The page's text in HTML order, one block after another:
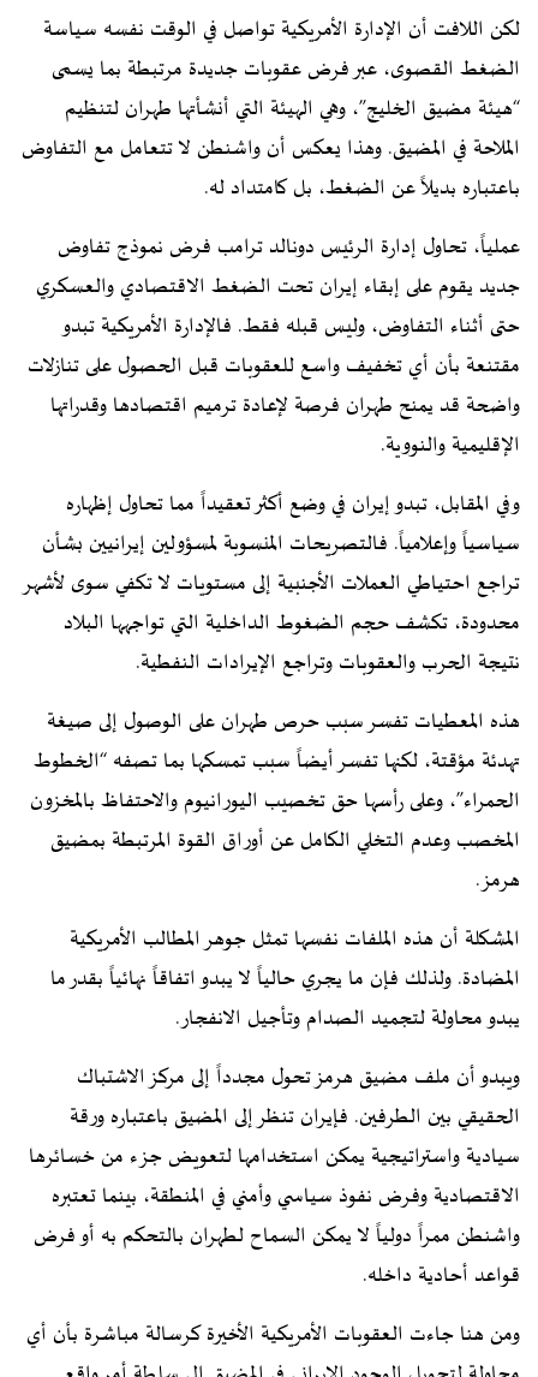
لكن اللافت أن الإدارة الأمريكية تواصل في الوقت نفسه سياسة
الضغط القصوى، عبر فرض عقوبات جديدة مرتبطة بما يسمى
“هيئة مضيق الخليج”، وهي الهيئة التي أنشأتها طهران لتنظيم
الملاحة في المضيق. وهذا يعكس أن واشنطن لا تتعامل مع التفاوض
باعتباره بديلاً عن الضغط، بل كامتداد له.
عملياً، تحاول إدارة الرئيس دونالد ترامب فرض نموذج تفاوض
جديد يقوم على إبقاء إيران تحت الضغط الاقتصادي والعسكري
حتى أثناء التفاوض، وليس قبله فقط. فالإدارة الأمريكية تبدو
مقتنعة بأن أي تخفيف واسع للعقوبات قبل الحصول على تنازلات
واضحة قد يمنح طهران فرصة لإعادة ترميم اقتصادها وقدراتها
الإقليمية والنووية.
وفي المقابل، تبدو إيران في وضع أكثر تعقيداً مما تحاول إظهاره
سياسياً وإعلامياً. فالتصريحات المنسوبة لمسؤولين إيرانيين بشأن
تراجع احتياطي العملات الأجنبية إلى مستويات لا تكفي سوى لأشهر
محدودة، تكشف حجم الضغوط الداخلية التي تواجهها البلاد
نتيجة الحرب والعقوبات وتراجع الإيرادات النفطية.
هذه المعطيات تفسر سبب حرص طهران على الوصول إلى صيغة
تهدئة مؤقتة، لكنها تفسر أيضاً سبب تمسكها بما تصفه “الخطوط
الحمراء”، وعلى رأسها حق تخصيب اليورانيوم والاحتفاظ بالمخزون
المخصب وعدم التخلي الكامل عن أوراق القوة المرتبطة بمضيق
هرمز.
المشكلة أن هذه الملفات نفسها تمثل جوهر المطالب الأمريكية
المضادة. ولذلك فإن ما يجري حالياً لا يبدو اتفاقاً نهائياً بقدر ما
يبدو محاولة لتجميد الصدام وتأجيل الانفجار.
ويبدو أن ملف مضيق هرمز تحول مجدداً إلى مركز الاشتباك
الحقيقي بين الطرفين. فإيران تنظر إلى المضيق باعتباره ورقة
سيادية واستراتيجية يمكن استخدامها لتعويض جزء من خسائرها
الاقتصادية وفرض نفوذ سياسي وأمني في المنطقة، بينما تعتبره
واشنطن ممراً دولياً لا يمكن السماح لطهران بالتحكم به أو فرض
قواعد أحادية داخله.
ومن هنا جاءت العقوبات الأمريكية الأخيرة كرسالة مباشرة بأن أي